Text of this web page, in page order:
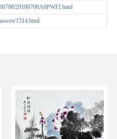
20180708A0PWFI.html
1514.html